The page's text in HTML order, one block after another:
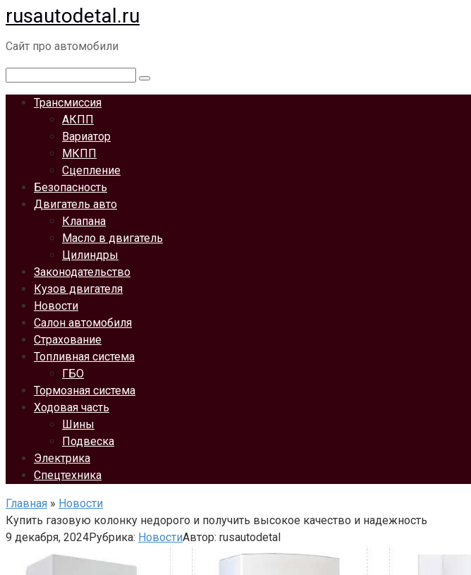
Перейти
к
контенту
rusautodetal.ru
Сайт про автомобили
Трансмиссия
АКПП
Вариатор
МКПП
Сцепление
Безопасность
Двигатель авто
Клапана
Масло в двигатель
Цилиндры
Законодательство
Кузов двигателя
Новости
Салон автомобиля
Страхование
Топливная система
ГБО
Тормозная система
Ходовая часть
Шины
Подвеска
Электрика
Спецтехника
Главная » Новости
Купить газовую колонку недорого и получить высокое качество и надежность
9 декабря, 2024Рубрика: НовостиАвтор: rusautodetal